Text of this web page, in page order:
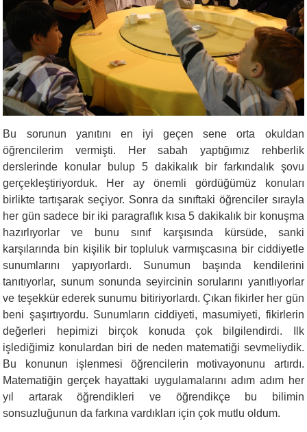
Bu sorunun yanıtını en iyi geçen sene orta okuldan
öğrencilerim vermişti. Her sabah yaptığımız rehberlik
derslerinde konular bulup 5 dakikalık bir farkındalık şovu
gerçekleştiriyorduk. Her ay önemli gördüğümüz konuları
birlikte tartışarak seçiyor. Sonra da sınıftaki öğrenciler sırayla
her gün sadece bir iki paragraflık kısa 5 dakikalık bir konuşma
hazırlıyorlar ve bunu sınıf karşısında kürsüde, sanki
karşılarında bin kişilik bir topluluk varmışcasına bir ciddiyetle
sunumlarını yapıyorlardı. Sunumun başında kendilerini
tanıtıyorlar, sunum sonunda seyircinin sorularını yanıtlıyorlar
ve teşekkür ederek sunumu bitiriyorlardı. Çıkan fikirler her gün
beni şaşırtıyordu. Sunumların ciddiyeti, masumiyeti, fikirlerin
değerleri hepimizi birçok konuda çok bilgilendirdi. Ilk
işlediğimiz konulardan biri de neden matematiği sevmeliydik.
Bu konunun işlenmesi öğrencilerin motivayonunu artırdı.
Matematiğin gerçek hayattaki uygulamalarını adım adım her
yıl artarak öğrendikleri ve öğrendikçe bu bilimin
sonsuzluğunun da farkına vardıkları için çok mutlu oldum.